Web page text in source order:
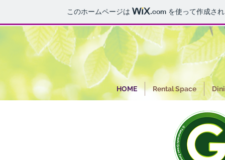
このホームページは .com を使って作成さ
HOME Rental Space